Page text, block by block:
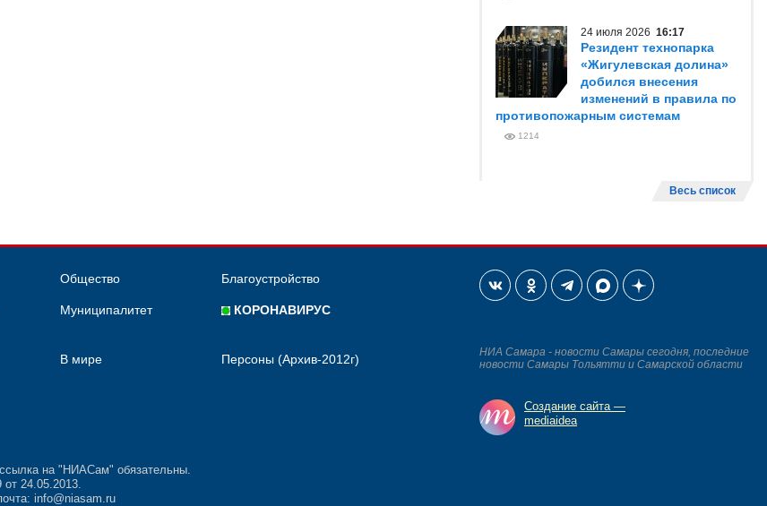
24 июля 2026 16:17
Резидент технопарка
«Жигулевская долина»
добился внесения
изменений в правила по
противопожарным системам
1214
Весь список
Общество Благоустройство
Муниципалитет КОРОНАВИРУС
В мире Персоны (Архив-2012г)
на "НИАСам" обязательны.
24.05.2013.
info@niasam.ru
НИА Самара - новости Самары сегодня, последние
новости Самары Тольятти и Самарской области
Создание сайта —
mediaidea